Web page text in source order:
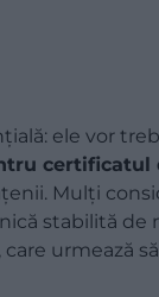
ele vor
certificatul
Mulți
stabilită de
urmează